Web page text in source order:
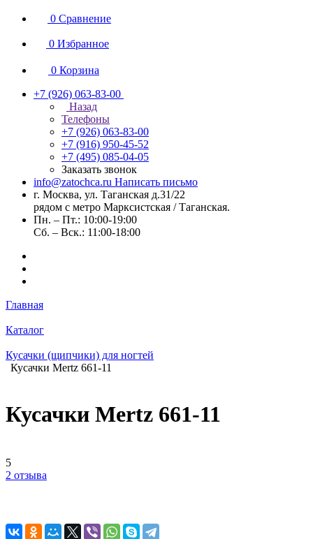
0 Сравнение
0 Избранное
0 Корзина
+7 (926) 063-83-00
Назад
Телефоны
+7 (926) 063-83-00
+7 (916) 950-45-52
+7 (495) 085-04-05
Заказать звонок
info@zatochca.ru Написать письмо
г. Москва, ул. Таганская д.31/22
рядом с метро Марксистская / Таганская.
Пн. – Пт.: 10:00-19:00
Сб. – Вск.: 11:00-18:00
Главная
Каталог
Кусачки (щипчики) для ногтей
Кусачки Mertz 661-11
Кусачки Mertz 661-11
5
2 отзыва